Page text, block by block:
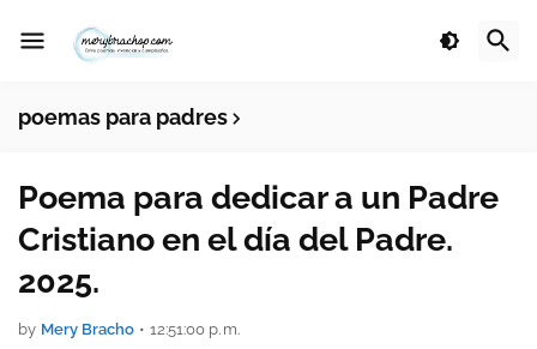
poemas para padres
Poema para dedicar a un Padre
Cristiano en el día del Padre.
2025.
by Mery Bracho • 12:51:00 p. m.